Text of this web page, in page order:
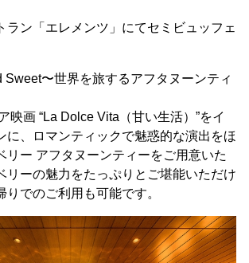
ラン「エレメンツ」にてセミビュッフェ
〜世界を旅するアフタヌーンティ
映画 “La Dolce Vita（甘い生活）”をイ
に、ロマンティックで魅惑的な演出をほ
リー アフタヌーンティーをご用意いた
リーの魅力をたっぷりとご堪能いただけ
りでのご利用も可能です。